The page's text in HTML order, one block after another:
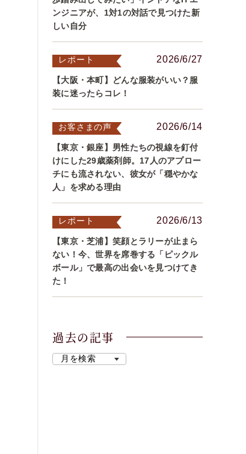
ンジニアが、1対1の対話で見つけた新
しい自分
2026/6/27
レポート
【大阪・本町】どんな服装がいい？服
装に迷ったらコレ！
2026/6/14
お客さまの声
【東京・銀座】男性たちの視線を釘付
けにした29歳薬剤師。17人のアプロー
チにも流されない、彼女が「穏やかな
人」を求める理由
2026/6/13
レポート
【東京・芝浦】笑顔とラリーが止まら
ない！今、世界を席巻する「ピックル
ボール」で最高の出会いを見つけてき
た！
過去の記事